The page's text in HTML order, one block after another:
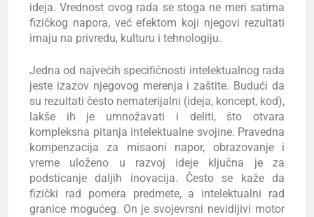
ideja. Vrednost ovog rada se stoga ne meri satima
fizičkog napora, već efektom koji njegovi rezultati
imaju na privredu, kulturu i tehnologiju.
Jedna od najvećih specifičnosti intelektualnog rada
jeste izazov njegovog merenja i zaštite. Budući da
su rezultati često nematerijalni (ideja, koncept, kod),
lakše ih je umnožavati i deliti, što otvara
kompleksna pitanja intelektualne svojine. Pravedna
kompenzacija za misaoni napor, obrazovanje i
vreme uloženo u razvoj ideje ključna je za
podsticanje daljih inovacija. Često se kaže da
fizički rad pomera predmete, a intelektualni rad
granice mogućeg. On je svojevrsni nevidljivi motor